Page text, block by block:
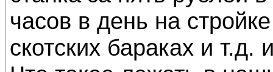
часов в день на
скотских бараках и т.д.